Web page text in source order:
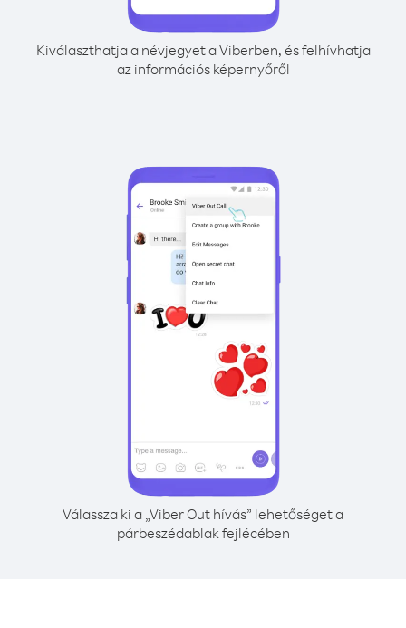
Kiválaszthatja a névjegyet a Viberben, és felhívhatja
az információs képernyőről
Válassza ki a „Viber Out hívás” lehetőséget a
párbeszédablak fejlécében